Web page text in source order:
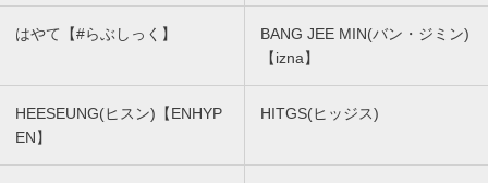
はやて【#らぶしっく】
BANG JEE MIN(バン・ジミン)
【izna】
HEESEUNG(ヒスン)【ENHYP
EN】
HITGS(ヒッジス)